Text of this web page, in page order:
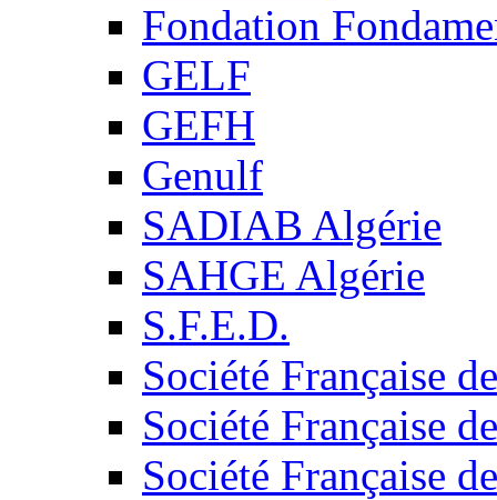
Fondation
GELF
GEFH
Genulf
SADIAB Algérie
SAHGE Algérie
S.F.E.D.
Société Française
Société Française
Société Française